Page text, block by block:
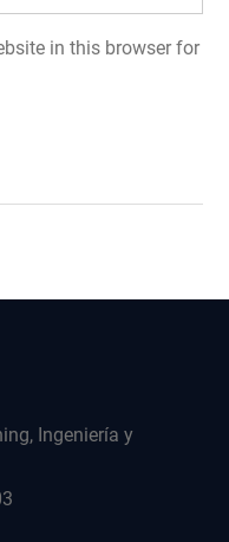
in this browser for
Ingeniería y